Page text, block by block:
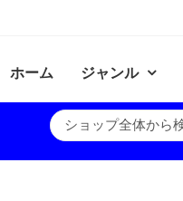
ホーム ジャンル